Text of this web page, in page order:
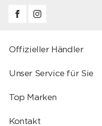
Offizieller Händler
Unser Service für Sie
Top Marken
Kontakt